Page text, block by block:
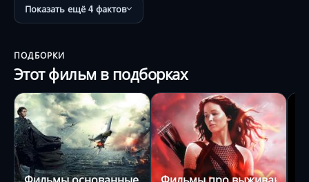
Показать ещё 4 фактов
ПОДБОРКИ
Этот фильм в подборках